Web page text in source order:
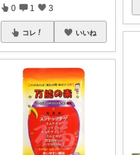
0 1 3
コレ いいね